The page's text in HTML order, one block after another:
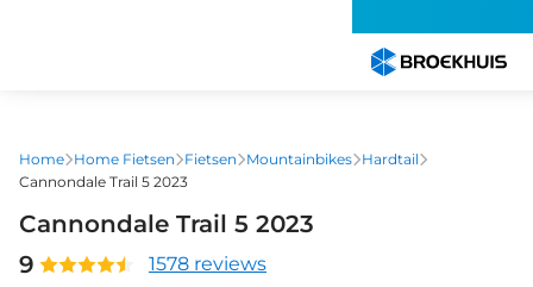
gaan
Home Home Fietsen Fietsen Mountainbikes Hardtail
Cannondale Trail 5 2023
Cannondale Trail 5 2023
9
1578 reviews